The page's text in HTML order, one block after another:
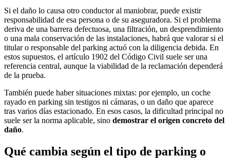
Si el daño lo causa otro conductor al maniobrar, puede existir
responsabilidad de esa persona o de su aseguradora. Si el problema
deriva de una barrera defectuosa, una filtración, un desprendimiento
o una mala conservación de las instalaciones, habrá que valorar si el
titular o responsable del parking actuó con la diligencia debida. En
estos supuestos, el artículo 1902 del Código Civil suele ser una
referencia central, aunque la viabilidad de la reclamación dependerá
de la prueba.
También puede haber situaciones mixtas: por ejemplo, un coche
rayado en parking sin testigos ni cámaras, o un daño que aparece
tras varios días estacionado. En esos casos, la dificultad principal no
suele ser la norma aplicable, sino demostrar el origen concreto del
daño.
Qué cambia según el tipo de parking o